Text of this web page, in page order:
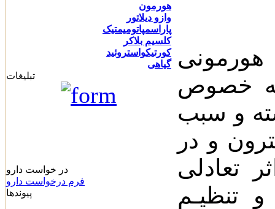
هورمون
وازو دیلاتور
پاراسمپاتومیمتیک
کلسیم بلاکر
کورتیکواستروئید
گیاهی
تبلیغات
در خواست دارو
فرم درخواست دارو
پیوندها
هورمونی
به خصوص
و سبب
و در
تعادلی
تنظیـم